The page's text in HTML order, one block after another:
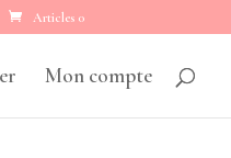
Articles 0
Mon compte